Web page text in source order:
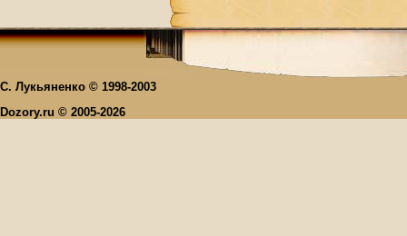
С. Лукьяненко © 1998-2003
Dozory.ru © 2005-2026